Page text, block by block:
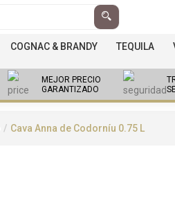
COGNAC & BRANDY TEQUILA
MEJOR PRECIO
GARANTIZADO
Cava Anna de Codorníu 0.75 L